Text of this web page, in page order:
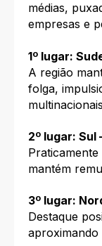
médias,
empresas e
1º lugar:
A região
folga,
2º lugar: Sul
mantém
3º lugar:
Destaque
aproximando